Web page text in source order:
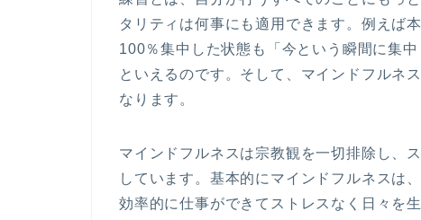
タリティは何事にも適用できます。例えば
100％集中した状態も「今という瞬間に集
といえるのです。そして、マインドフルネ
なります。
マインドフルネスは宗教観を一切排除し、
しています。基本的にマインドフルネスは
効率的に仕事ができてストレスなく日々を